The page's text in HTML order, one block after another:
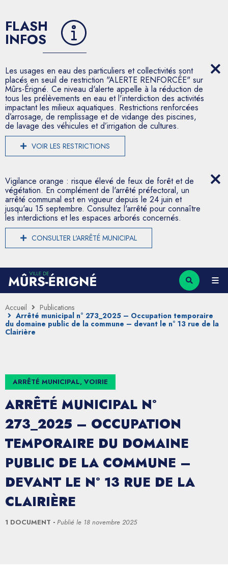
FLASH
INFOS
Les usages en eau des particuliers et collectivités sont
placés en seuil de restriction "ALERTE RENFORCÉE" sur
Mûrs-Érigné. Ce niveau d'alerte appelle à la réduction de
tous les prélèvements en eau et l'interdiction des activités
impactant les milieux aquatiques. Restrictions renforcées
d’arrosage, de remplissage et de vidange des piscines,
de lavage des véhicules et d’irrigation de cultures.
VOIR LES RESTRICTIONS
Vigilance orange : risque élevé de feux de forêt et de
végétation. En complément de l'arrêté préfectoral, un
arrêté communal est en vigueur depuis le 24 juin et
jusqu'au 15 septembre. Consultez l'arrêté pour connaître
les interdictions et les espaces arborés concernés.
CONSULTER L'ARRÊTÉ MUNICIPAL
Accueil
Publications
Arrêté municipal n° 273_2025 – Occupation temporaire
du domaine public de la commune – devant le n° 13 rue de la
Clairière
ARRÊTÉ MUNICIPAL, VOIRIE
ARRÊTÉ MUNICIPAL N°
273_2025 – OCCUPATION
TEMPORAIRE DU DOMAINE
PUBLIC DE LA COMMUNE –
DEVANT LE N° 13 RUE DE LA
CLAIRIÈRE
1 DOCUMENT Publié le 18 novembre 2025